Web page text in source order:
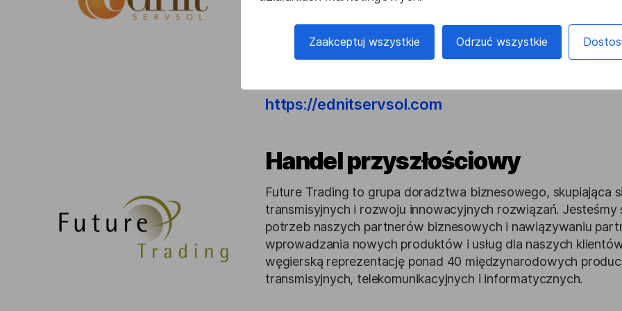
Zaakceptuj wszystkie Odrzuć wszystkie
świadczą usługi konsultingowe, aby najlepiej odpowiadać
rozwiązania o globalnych standardach za pośrednictwem
badawczych, rozwojowych i dostawczych, zmotywowanych
dzięki zaangażowanemu wsparciu ze strony partnerów
https://ednitservsol.com
Handel przyszłościowy
Future Trading to grupa doradztwa biznesowego, skupiająca
transmisyjnych i rozwoju innowacyjnych rozwiązań. Jesteśmy
potrzeb naszych partnerów biznesowych i nawiązywaniu
wprowadzania nowych produktów i usług dla naszych
węgierską reprezentację ponad 40 międzynarodowych
transmisyjnych, telekomunikacyjnych i informatycznych.